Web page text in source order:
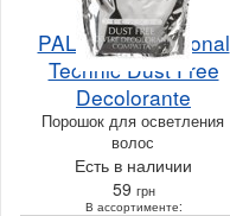
PALCO Professional
Technic Dust Free
Decolorante
Порошок для осветления
волос
Есть в наличии
59 грн
В ассортименте: